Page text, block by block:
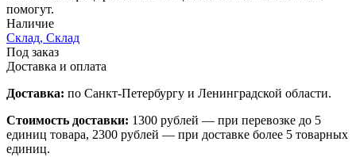
помогут.
Наличие
Склад, Склад
Под заказ
Доставка и оплата
Доставка: по Санкт-Петербургу и Ленинградской области.
Стоимость доставки: 1300 рублей — при перевозке до 5
единиц товара, 2300 рублей — при доставке более 5 товарных
единиц.